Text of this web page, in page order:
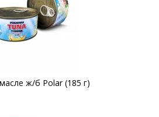
ж/б Polar (185 г)